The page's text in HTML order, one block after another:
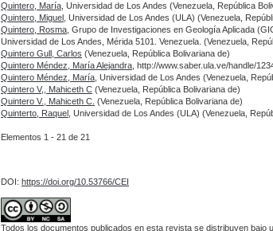
Quintero, María , Universidad de Los Andes (Venezuela, República
Quintero, Miguel
, Universidad de Los Andes (ULA) (Venezuela,
Quintero, Rosma , Grupo de Investigaciones en Geología Aplicada
Universidad de Los Andes, Mérida 5101. Venezuela. (Venezuela,
Quintero Gull, Carlos (Venezuela, República Bolivariana de)
Quintero Méndez, María Alejandra , http://www.saber.ula.ve/handle/
Quintero Méndez, María , Universidad de Los Andes (Venezuela,
Quintero V,, Mahiceth C (Venezuela, República Bolivariana de)
Quintero V., Mahiceth C. (Venezuela, República Bolivariana de)
Quinterto, Raquel
, Universidad de Los Andes (ULA) (Venezuela,
Elementos 1 - 21 de 21
DOI: https://doi.org/10.53766/CEI
Todos los documentos publicados en esta revista se distribuyen bajo